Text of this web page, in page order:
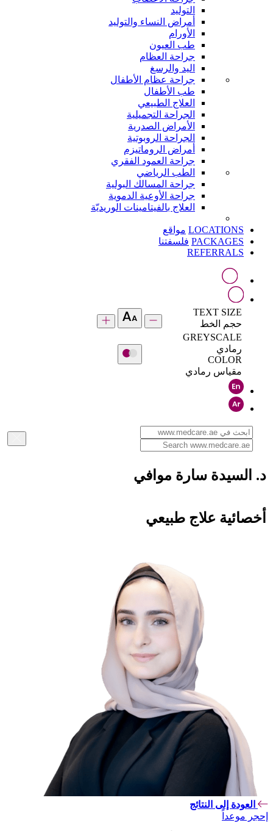
التوليد
أمراض النساء والتوليد
الأورام
طب العيون
جراحة العظام
اليد والرسغ
جراحة عظام الأطفال
طب الأطفال
العلاج الطبيعي
الجراحة التجميلية
الأمراض الصدرية
الجراحة الروبوتية
أمراض الروماتيزم
جراحة العمود الفقري
الطب الرياضي
جراحة المسالك البولية
جراحة الأوعية الدموية
العلاج بالفيتامينات الوريديّة
LOCATIONS مواقع
PACKAGES فلسفتنا
REFERRALS
TEXT SIZE
حجم الخط
GREYSCALE
رمادي
COLOR
مقياس رمادي
د. السيدة سارة موافي
أخصائية علاج طبيعي
العودة إلى النتائج
إحجر موعداً